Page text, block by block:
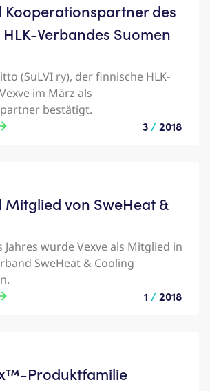
Kooperationspartner des
Verbandes Suomen
(SuLVI ry), der finnische HLK-
im März als
bestätigt.
3 /2018
Mitglied von SweHeat &
Jahres wurde Vexve als Mitglied in
SweHeat & Cooling
1 /2018
Produktfamilie